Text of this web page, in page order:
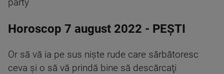
party
Horoscop 7 august 2022 - PEŞTI
Or să vă ia pe sus nişte rude care sărbătoresc
ceva şi o să vă prindă bine să descărcaţi